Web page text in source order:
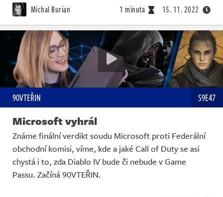
Michal Burian 1 minuta 15. 11. 2022
90VTEŘIN S9E47
Microsoft vyhrál
Známe finální verdikt soudu Microsoft proti Federální
obchodní komisi, víme, kde a jaké Call of Duty se asi
chystá i to, zda Diablo IV bude či nebude v Game
Passu. Začíná 90VTEŘIN.